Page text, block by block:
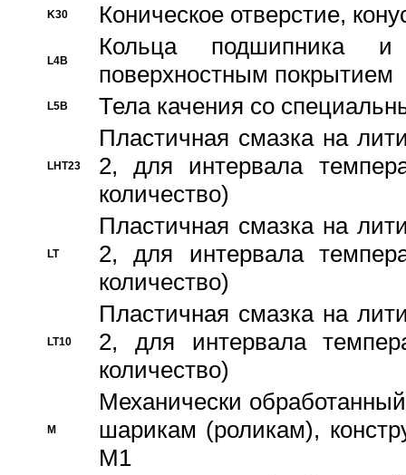
K30 Коническое отверстие,
L4B
Кольца подшипника
поверхностным покрытием
L5B Тела качения со
LHT23
Пластичная смазка на
2, для интервала
количество)
LT
Пластичная смазка на
2, для интервала
количество)
LT10
Пластичная смазка на
2, для интервала
количество)
M
Механически
шарикам (роликам),
M1